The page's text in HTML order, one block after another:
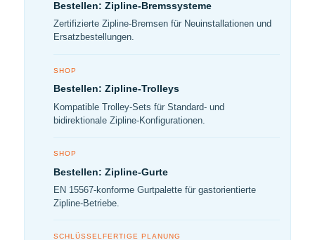
Bestellen: Zipline-Bremssysteme
Zertifizierte Zipline-Bremsen für Neuinstallationen und
Ersatzbestellungen.
SHOP
Bestellen: Zipline-Trolleys
Kompatible Trolley-Sets für Standard- und
bidirektionale Zipline-Konfigurationen.
SHOP
Bestellen: Zipline-Gurte
EN 15567-konforme Gurtpalette für gastorientierte
Zipline-Betriebe.
SCHLÜSSELFERTIGE PLANUNG